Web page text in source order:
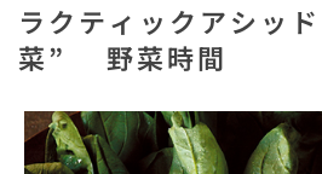
ラクティックアシッ
菜” 野菜時間